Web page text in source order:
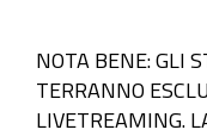
NOTA BENE: GLI
TERRANNO
LIVETREAMING.